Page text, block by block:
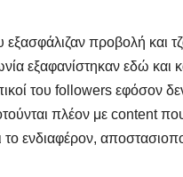
εξασφάλιζαν προβολή και
εξαφανίστηκαν εδώ και
του followers εφόσον
πλέον με content
το ενδιαφέρον,